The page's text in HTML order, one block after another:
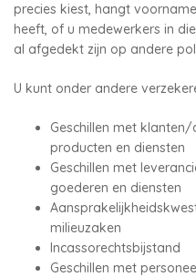
precies kiest, hangt
heeft, of u medewerkers in
al afgedekt zijn op andere
U kunt onder andere
Geschillen met
producten en diensten
Geschillen met
goederen en diensten
milieuzaken
Incassorechtsbijstand
Geschillen met